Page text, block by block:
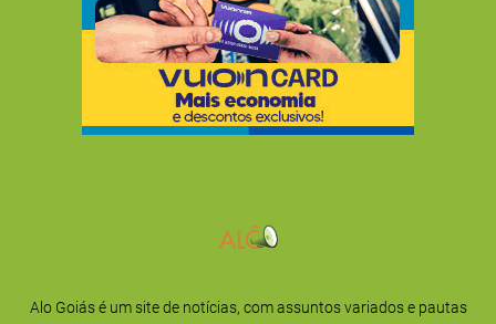
Alo Goiás é um site de notícias, com assuntos variados e pautas